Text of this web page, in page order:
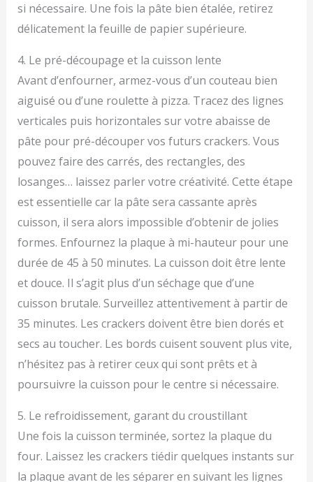
si nécessaire. Une fois la pâte bien étalée, retirez
délicatement la feuille de papier supérieure.
4. Le pré-découpage et la cuisson lente
Avant d’enfourner, armez-vous d’un couteau bien
aiguisé ou d’une roulette à pizza. Tracez des lignes
verticales puis horizontales sur votre abaisse de
pâte pour pré-découper vos futurs crackers. Vous
pouvez faire des carrés, des rectangles, des
losanges… laissez parler votre créativité. Cette étape
est essentielle car la pâte sera cassante après
cuisson, il sera alors impossible d’obtenir de jolies
formes. Enfournez la plaque à mi-hauteur pour une
durée de 45 à 50 minutes. La cuisson doit être lente
et douce. Il s’agit plus d’un séchage que d’une
cuisson brutale. Surveillez attentivement à partir de
35 minutes. Les crackers doivent être bien dorés et
secs au toucher. Les bords cuisent souvent plus vite,
n’hésitez pas à retirer ceux qui sont prêts et à
poursuivre la cuisson pour le centre si nécessaire.
5. Le refroidissement, garant du croustillant
Une fois la cuisson terminée, sortez la plaque du
four. Laissez les crackers tiédir quelques instants sur
la plaque avant de les séparer en suivant les lignes